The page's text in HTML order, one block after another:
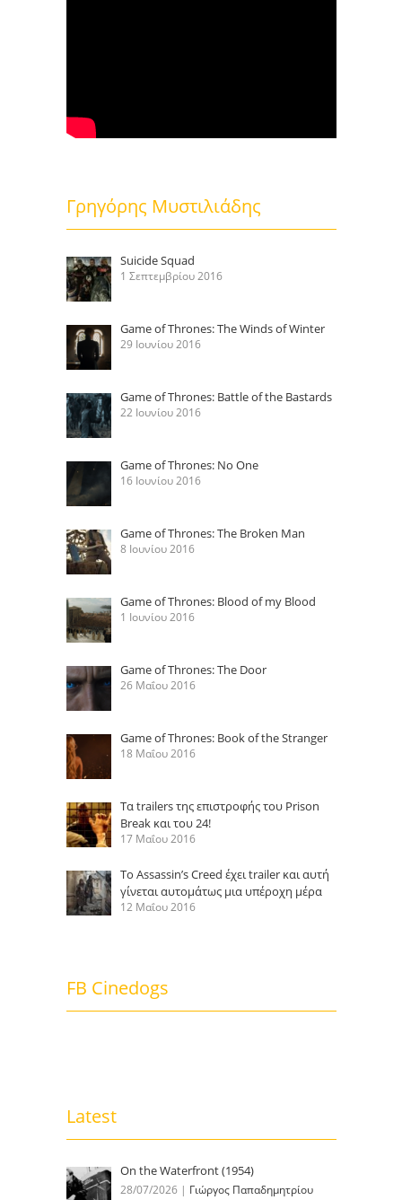
Γρηγόρης Μυστιλιάδης
Suicide Squad
1 Σεπτεμβρίου 2016
Game of Thrones: The Winds of Winter
29 Ιουνίου 2016
Game of Thrones: Battle of the Bastards
22 Ιουνίου 2016
Game of Thrones: No One
16 Ιουνίου 2016
Game of Thrones: The Broken Man
8 Ιουνίου 2016
Game of Thrones: Blood of my Blood
1 Ιουνίου 2016
Game of Thrones: The Door
26 Μαΐου 2016
Game of Thrones: Book of the Stranger
18 Μαΐου 2016
Τα trailers της επιστροφής του Prison
Break και του 24!
17 Μαΐου 2016
Το Assassin’s Creed έχει trailer και αυτή
γίνεται αυτομάτως μια υπέροχη μέρα
12 Μαΐου 2016
FB Cinedogs
Latest
On the Waterfront (1954)
28/07/2026 | Γιώργος Παπαδημητρίου